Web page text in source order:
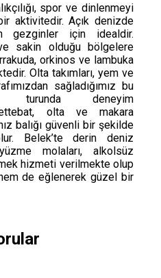
spor ve dinlenmeyi
aktivitedir. Açık denizde
gezginler için idealdir.
sakin olduğu bölgelere
orkinos ve lambuka
Olta takımları, yem ve
sağladığımız bu
turunda deneyim
olta ve makara
balığı güvenli bir şekilde
Belek’te derin deniz
molaları, alkolsüz
hizmeti verilmekte olup
de eğlenerek güzel bir